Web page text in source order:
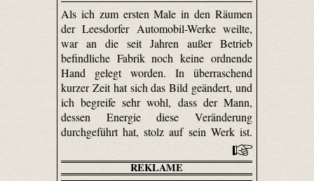
Als ich zum ersten Male in den Räumen
der Leesdorfer Automobil-Werke weilte,
war an die seit Jahren außer Betrieb
befindliche Fabrik noch keine ordnende
Hand gelegt worden. In überraschend
kurzer Zeit hat sich das Bild geändert, und
ich begreife sehr wohl, dass der Mann,
dessen Energie diese Veränderung
durchgeführt hat, stolz auf sein Werk ist.
REKLAME